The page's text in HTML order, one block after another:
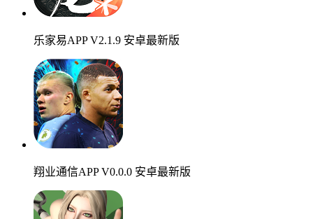
乐家易APP V2.1.9 安卓最新版
翔业通信APP V0.0.0 安卓最新版